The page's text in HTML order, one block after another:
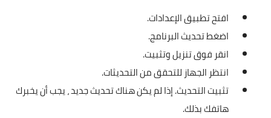
افتح تطبيق الإعدادات.
اضغط تحديث البرنامج.
انقر فوق تنزيل وتثبيت.
انتظر الجهاز للتحقق من التحديثات.
تثبيت التحديث. إذا لم يكن هناك تحديث جديد ، يجب أن يخبرك
هاتفك بذلك.